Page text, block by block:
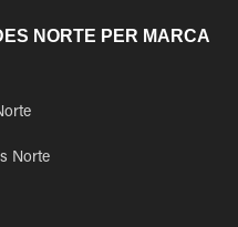
NORTE PER MARCA
Norte